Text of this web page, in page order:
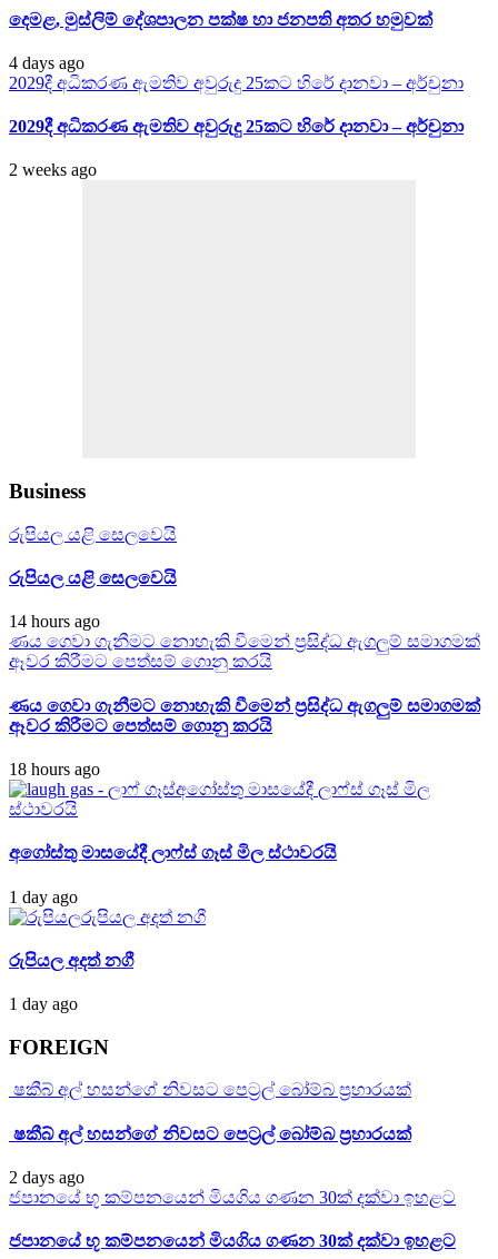
දෙමළ, මුස්ලිම් දේශපාලන පක්ෂ හා ජනපති අතර හමුවක්
4 days ago
2029දී අධිකරණ ඇමතිව අවුරුදු 25කට හිරේ දානවා – අර්චුනා
2029දී අධිකරණ ඇමතිව අවුරුදු 25කට හිරේ දානවා – අර්චුනා
2 weeks ago
Business
රුපියල යළි සෙලවෙයි
රුපියල යළි සෙලවෙයි
14 hours ago
ණය ගෙවා ගැනීමට නොහැකි වීමෙන් ප්‍රසිද්ධ ඇගලුම් සමාගමක්
ඈවර කිරීමට පෙත්සම් ගොනු කරයි
ණය ගෙවා ගැනීමට නොහැකි වීමෙන් ප්‍රසිද්ධ ඇගලුම් සමාගමක්
ඈවර කිරීමට පෙත්සම් ගොනු කරයි
18 hours ago
අගෝස්තු මාසයේදී ලාෆ්ස් ගෑස් මිල
ස්ථාවරයි
අගෝස්තු මාසයේදී ලාෆ්ස් ගෑස් මිල ස්ථාවරයි
1 day ago
රුපියල අදත් නගී
රුපියල අදත් නගී
1 day ago
FOREIGN
ෂකීබ් අල් හසන්ගේ නිවසට පෙට්‍රල් බෝම්බ ප්‍රහාරයක්
ෂකීබ් අල් හසන්ගේ නිවසට පෙට්‍රල් බෝම්බ ප්‍රහාරයක්
2 days ago
ජපානයේ භූ කම්පනයෙන් මියගිය ගණන 30ක් දක්වා ඉහළට
ජපානයේ භූ කම්පනයෙන් මියගිය ගණන 30ක් දක්වා ඉහළට